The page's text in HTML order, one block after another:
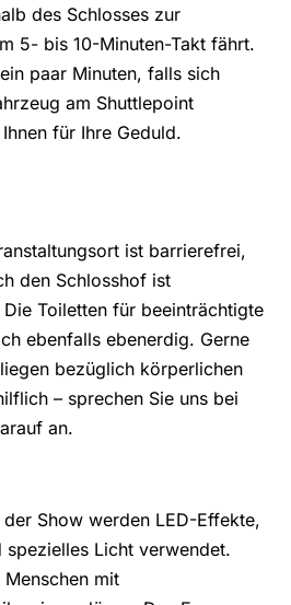
des Schlosses zur
5- bis 10-Minuten-Takt fährt.
paar Minuten, falls sich
am Shuttlepoint
für Ihre Geduld.
ist barrierefrei,
den Schlosshof ist
Toiletten für beeinträchtigte
ebenfalls ebenerdig. Gerne
bezüglich körperlichen
– sprechen Sie uns bei
an.
Show werden LED-Effekte,
Licht verwendet.
mit